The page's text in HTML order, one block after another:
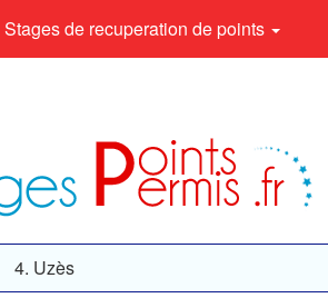
Stages de recuperation de points
Uzès